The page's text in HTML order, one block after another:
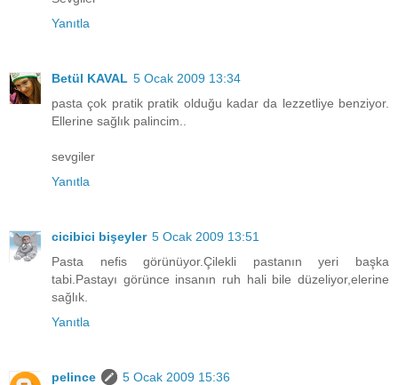
Yanıtla
Betül KAVAL 5 Ocak 2009 13:34
pasta çok pratik pratik olduğu kadar da lezzetliye benziyor.
Ellerine sağlık palincim..
sevgiler
Yanıtla
cicibici bişeyler 5 Ocak 2009 13:51
Pasta nefis görünüyor.Çilekli pastanın yeri başka
tabi.Pastayı görünce insanın ruh hali bile düzeliyor,elerine
sağlık.
Yanıtla
pelince
5 Ocak 2009 15:36